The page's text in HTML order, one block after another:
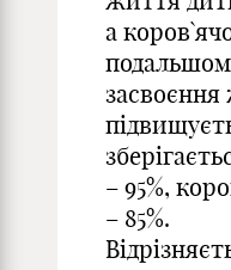
а
– 95%,
– 85%.